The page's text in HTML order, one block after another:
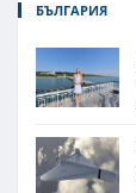
БЪЛГАРИЯ